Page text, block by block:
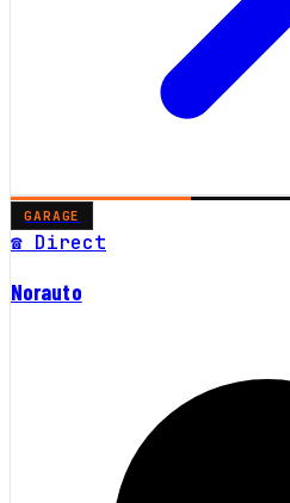
GARAGE
☎ Direct
Norauto